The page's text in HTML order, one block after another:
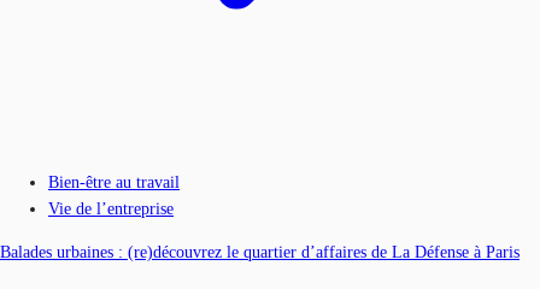
Bien-être au travail
Vie de l’entreprise
Balades urbaines : (re)découvrez le quartier d’affaires de La Défense à Paris